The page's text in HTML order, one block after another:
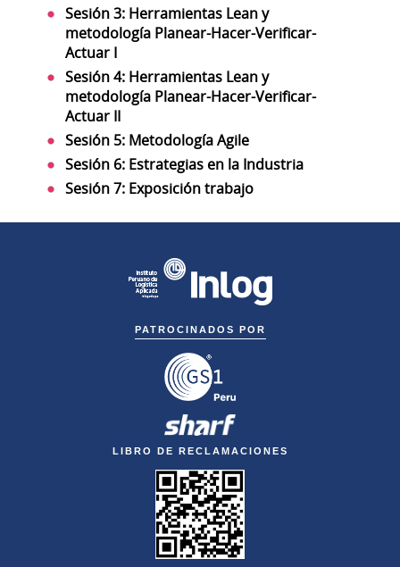
Sesión 3: Herramientas Lean y
metodología Planear-Hacer-Verificar-
Actuar I
Sesión 4: Herramientas Lean y
metodología Planear-Hacer-Verificar-
Actuar II
Sesión 5: Metodología Agile
Sesión 6: Estrategias en la Industria
Sesión 7: Exposición trabajo
PATROCINADOS POR
LIBRO DE RECLAMACIONES